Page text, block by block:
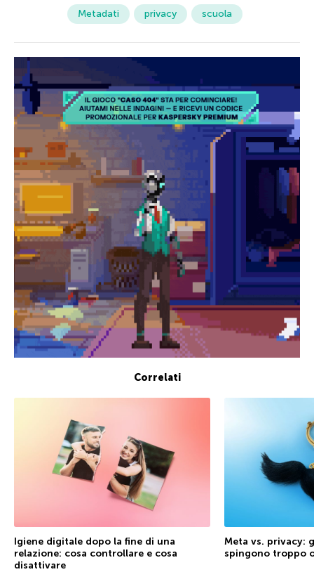
Metadati privacy scuola
Correlati
Igiene digitale dopo la fine di una
relazione: cosa controllare e cosa
disattivare
Meta vs. privacy:
spingono troppo